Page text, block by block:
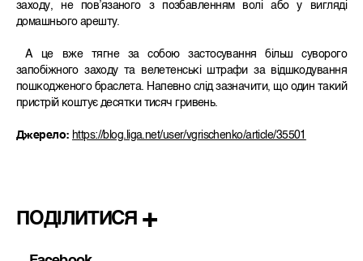
заходу, не пов’язаного з позбавленням волі або у вигляді
домашнього арешту.
А це вже тягне за собою застосування більш суворого
запобіжного заходу та велетенські штрафи за відшкодування
пошкодженого браслета. Напевно слід зазначити, що один такий
пристрій коштує десятки тисяч гривень.
Джерело: https://blog.liga.net/user/vgrischenko/article/35501
ПОДІЛИТИСЯ